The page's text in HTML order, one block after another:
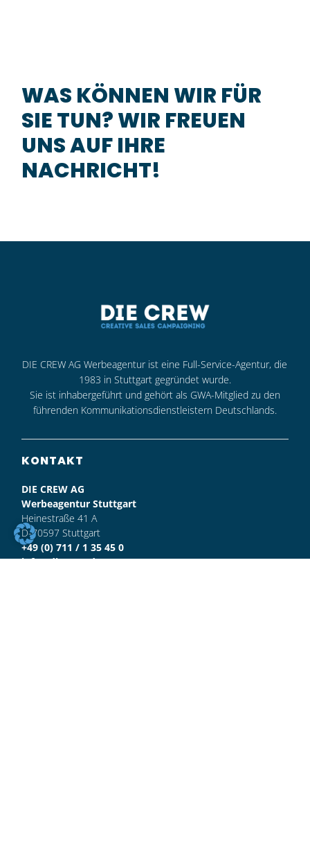
WAS KÖNNEN WIR FÜR
SIE TUN? WIR FREUEN
UNS AUF IHRE
NACHRICHT!
DIE CREW AG Werbeagentur ist eine Full-Service-Agentur, die
1983 in Stuttgart gegründet wurde.
Sie ist inhabergeführt und gehört als GWA-Mitglied zu den
führenden Kommunikationsdienstleistern Deutschlands.
KONTAKT
DIE CREW AG
Werbeagentur Stuttgart
Heinestraße 41 A
D-70597 Stuttgart
+49 (0) 711 / 1 35 45 0
info@diecrew.de